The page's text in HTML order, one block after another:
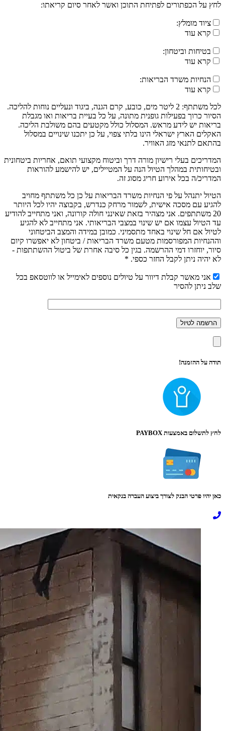
לחץ על הכפתורים לפתיחת התוכן ואשר לאחר סיום קריאתו:
ציוד מומלץ:
קרא עוד
בטיחות וביטחון:
קרא עוד
הנחיות משרד הבריאות:
קרא עוד
לכל משתתף: 2 ליטר מים, כובע, קרם הגנה, ביגוד ונעליים נוחות להליכה.
הסיור כרוך בפעילות גופנית מתונה, על כל בעיית בריאות ואו מגבלת
בריאות יש לידע מראש. המסלול כולל מקטעים בהם משולבת הליכה.
האקלים הארץ ישראלי הינו בלתי צפוי, על כן יתכנו שינויים במסלול
בהתאם לתנאי מזג האוויר.
המדריכים בעלי רישיון מורה דרך וביטוח מקצועי תואם, אחריות ביטחונית
ובטיחותית במהלך הטיול הנה על המטיילים, יש להישמע להוראות
המדריכ/ה בכל אירוע חריג מסוג זה.
הטיול יתנהל על פי הנחיות משרד הבריאות על כן כל משתתף מחויב
להגיע עם מסכה אישית, לשמור מרחק כנדרש, בקבוצה יהיו לכל היותר
20 משתתפים. אני מצהיר בזאת שאינני חולה קורונה, ואני מתחייב להודיע
עד הטיול עצמו אם יש שינוי במצבי הבריאותי. אני מתחייב לא להגיע
לטיול אם חל שינוי באחד מתסמיני. כמובן במידה והמצב הביטחוני
וההנחיות המפורסמות מטעם משרד הבריאות / ביטחון לא יאפשרו קיום
סיור, יוחזרו דמי ההרשמה. בגין כל סיבה אחרת של ביטול ההשתתפות -
לא יהיה ניתן לקבל החזר כספי. *
אני מאשר קבלת דיוור על טיולים נוספים לאימייל או לווטסאפ בכל
שלב ניתן להסיר
תודה על ההזמנה!
לחץ לתשלום באמצעות PAYBOX
כאן יהיו פרטי הבנק לצורך ביצוע העברה בנקאית